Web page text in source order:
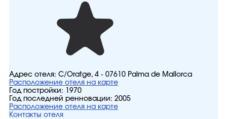
Адрес отеля: C/Oratge, 4 - 07610 Palma de Mallorca
Расположение отеля на карте
Год постройки:
1970
Год последней ренновации: 2005
Расположение отеля на карте
Контакты отеля